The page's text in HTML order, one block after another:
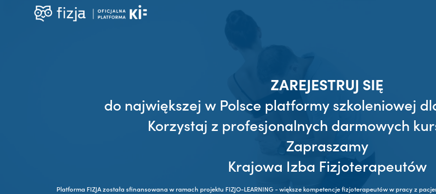
ZAREJESTRUJ SIĘ
do największej w Polsce platformy szkoleniowej
Korzystaj z profesjonalnych darmowych
Zapraszamy
Krajowa Izba Fizjoterapeutów
Platforma FIZJA została sfinansowana w ramach projektu FIZJO-LEARNING - większe kompetencje fizjoterapeutów w pracy z